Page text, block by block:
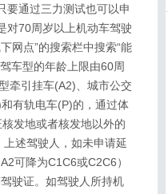
要通过三力测试也可以申
对70周岁以上机动车驾驶
网点”的搜索栏中搜索“能
车型的年龄上限由60周
牵引挂车(A2)、城市公交
有轨电车(P)的，通过体
发地或者核发地以外的
述驾驶人，如未申请延
可降为C1C6或C2C6）
驶证。如驾驶人所持机